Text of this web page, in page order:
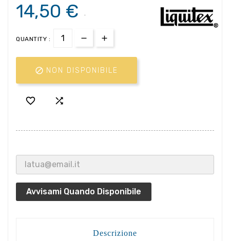
14,50 € .
QUANTITY :
 NON DISPONIBILE
 
Avvisami Quando Disponibile
Descrizione